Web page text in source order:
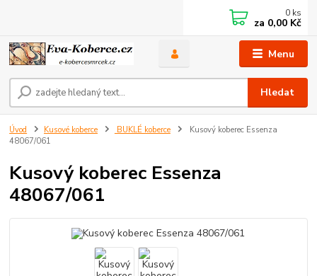
Menu
Hledat
0 ks
za 0,00 Kč
Úvod Kusové koberce BUKLÉ koberce
Kusový koberec Essenza
48067/061
Kusový koberec Essenza
48067/061